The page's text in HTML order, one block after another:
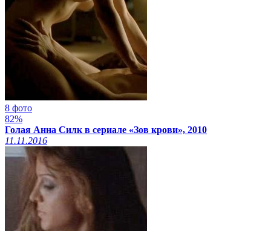
8 фото
82%
Голая Анна Силк в сериале «Зов крови», 2010
11.11.2016